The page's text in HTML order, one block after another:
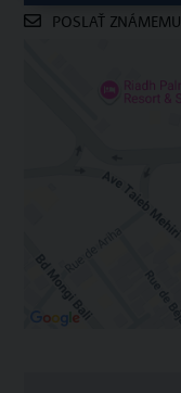
POSLAŤ ZNÁMEMU